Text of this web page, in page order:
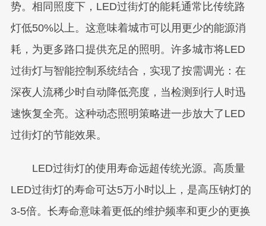
势。相同照度下，LED过街灯的能耗通常比传统路
灯低50%以上。这意味着城市可以用更少的能源消
耗，为更多路口提供充足的照明。许多城市将LED
过街灯与智能控制系统结合，实现了按需调光：在
深夜人流稀少时自动降低亮度，当检测到行人时迅
速恢复全亮。这种动态照明策略进一步放大了LED
过街灯的节能效果。
LED过街灯的使用寿命远超传统光源。高质量
LED过街灯的寿命可达5万小时以上，是高压钠灯的
3-5倍。长寿命意味着更低的维护频率和更少的更换